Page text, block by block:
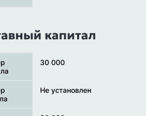
капитал
30 000
Не установлен